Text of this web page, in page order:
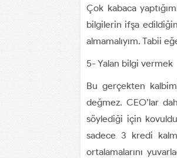
Çok kabaca
bilgilerin ifşa
almamalıyım. Tabii
5- Yalan bilgi vermek
Bu gerçekten
değmez. CEO’lar
söylediği için
sadece 3 kredi
ortalamalarını